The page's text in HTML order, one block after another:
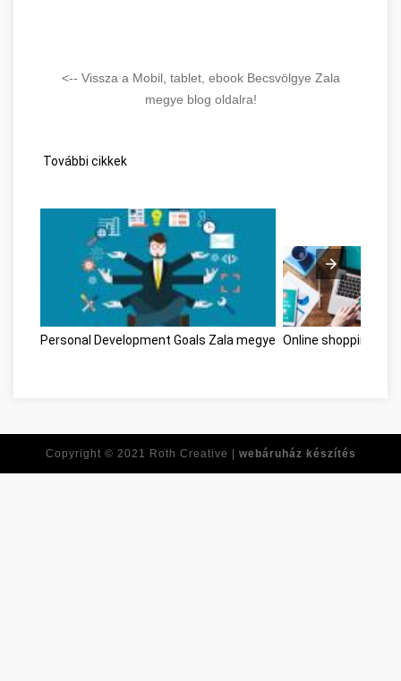
<-- Vissza a Mobil, tablet, ebook Becsvölgye Zala
megye blog oldalra!
További cikkek
Personal Development Goals Zala megye Online shopping
Copyright © 2021 Roth Creative | webáruház készítés